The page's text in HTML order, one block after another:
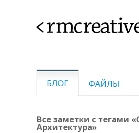
<rmcreative>
БЛОГ ФАЙЛЫ
Все заметки с тегами
Архитектура»